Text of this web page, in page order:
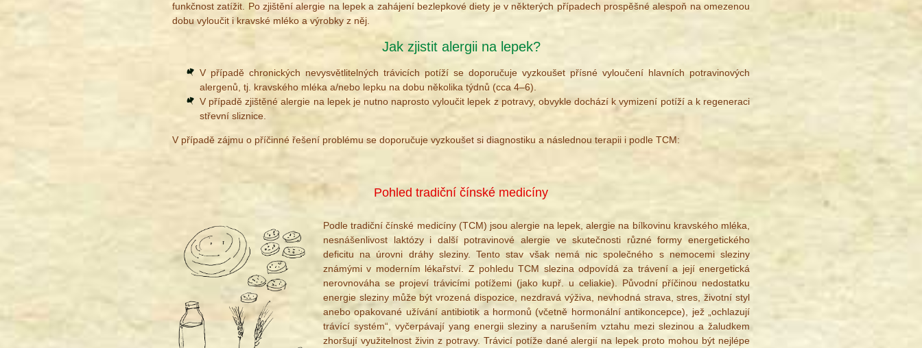
funkčnost zatížit. Po zjištění alergie na lepek a zahájení bezlepkové diety je v některých případech prospěšné alespoň na omezenou
dobu vyloučit i kravské mléko a výrobky z něj.
Jak zjistit alergii na lepek?
V případě chronických nevysvětlitelných trávicích potíží se doporučuje vyzkoušet přísné vyloučení hlavních potravinových
alergenů, tj. kravského mléka a/nebo lepku na dobu několika týdnů (cca 4–6).
V případě zjištěné alergie na lepek je nutno naprosto vyloučit lepek z potravy, obvykle dochází k vymizení potíží a k regeneraci
střevní sliznice.
V případě zájmu o příčinné řešení problému se doporučuje vyzkoušet si diagnostiku a následnou terapii i podle TCM:
Pohled tradiční čínské medicíny
Podle tradiční čínské medicíny (TCM) jsou alergie na lepek, alergie na bílkovinu kravského mléka,
nesnášenlivost laktózy i další potravinové alergie ve skutečnosti různé formy energetického
deficitu na úrovni dráhy sleziny. Tento stav však nemá nic společného s nemocemi sleziny
známými v moderním lékařství. Z pohledu TCM slezina odpovídá za trávení a její energetická
nerovnováha se projeví trávicími potížemi (jako kupř. u celiakie). Původní příčinou nedostatku
energie sleziny může být vrozená dispozice, nezdravá výživa, nevhodná strava, stres, životní styl
anebo opakované užívání antibiotik a hormonů (včetně hormonální antikoncepce), jež „ochlazují
trávící systém“, vyčerpávají yang energii sleziny a narušením vztahu mezi slezinou a žaludkem
zhoršují využitelnost živin z potravy. Trávicí potíže dané alergií na lepek proto mohou být nejlépe